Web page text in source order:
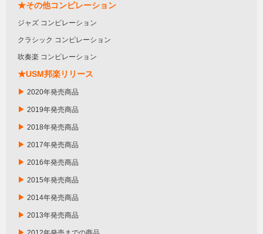
★その他コンピレーション
ジャズ コンピレーション
クラシック コンピレーション
吹奏楽 コンピレーション
★USM邦楽リリース
▶ 2020年発売商品
▶ 2019年発売商品
▶ 2018年発売商品
▶ 2017年発売商品
▶ 2016年発売商品
▶ 2015年発売商品
▶ 2014年発売商品
▶ 2013年発売商品